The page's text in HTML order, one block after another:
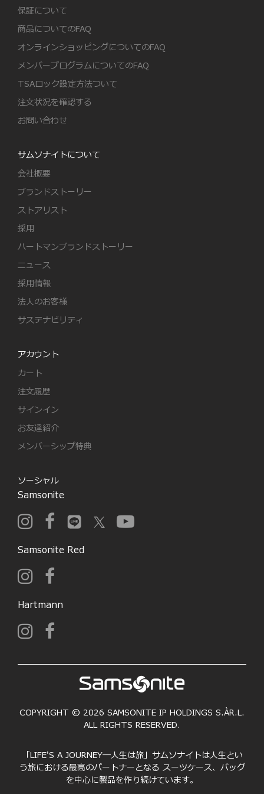
保証について
商品についてのFAQ
オンラインショッピングについてのFAQ
メンバープログラムについてのFAQ
TSAロック設定方法ついて
注文状況を確認する
お問い合わせ
サムソナイトについて
会社概要
ブランドストーリー
ストアリスト
採用
ハートマンブランドストーリー
ニュース
採用情報
法人のお客様
サステナビリティ
アカウント
カート
注文履歴
サインイン
お友達紹介
メンバーシップ特典
ソーシャル
Samsonite
Samsonite Red
Hartmann
COPYRIGHT © 2026 SAMSONITE IP HOLDINGS S.ÀR.L.
ALL RIGHTS RESERVED.
「LIFE'S A JOURNEY―人生は旅」サムソナイトは人生とい
う旅における最高のパートナーとなる スーツケース、バッグ
を中心に製品を作り続けています。